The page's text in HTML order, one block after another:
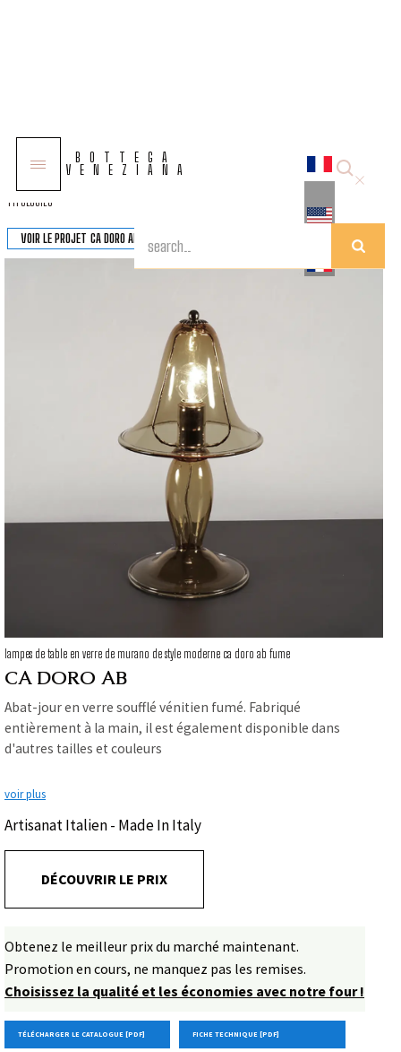
BOTTEGA
VENEZIANA
SOLUTIONS
TYPOLOGIES
VOIR LE PROJET CA DORO AB
lampes de table en verre de murano de style moderne ca doro ab fume
CA DORO AB
Abat-jour en verre soufflé vénitien fumé. Fabriqué
entièrement à la main, il est également disponible dans
d'autres tailles et couleurs
voir plus
Artisanat Italien - Made In Italy
DÉCOUVRIR LE PRIX
Obtenez le meilleur prix du marché maintenant.
Promotion en cours, ne manquez pas les remises.
Choisissez la qualité et les économies avec notre four !
TÉLÉCHARGER LE CATALOGUE [PDF] FICHE TECHNIQUE [PDF]